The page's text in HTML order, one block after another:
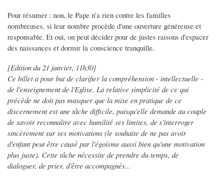
Pour résumer : non, le Pape n'a rien contre les familles
nombreuses, si leur nombre procède d'une ouverture généreuse et
responsable. Et oui, on peut décider pour de justes raisons d'espacer
des naissances et dormir la conscience tranquille.
[Edition du 21 janvier, 11h30]
Ce billet a pour but de clarifier la compréhension - intellectuelle -
de l'enseignement de l'Eglise. La relative simplicité de ce qui
précède ne doit pas masquer que la mise en pratique de ce
discernement est une tâche difficile, puisqu'elle demande au couple
de savoir reconnaître avec humilité ses limites, de s'interroger
sincèrement sur ses motivations (le souhaite de ne pas avoir
d'enfant peut être causé par l'égoïsme aussi bien qu'une motivation
plus juste). Cette tâche nécessite de prendre du temps, de
dialoguer, de prier, d'être accompagnés...